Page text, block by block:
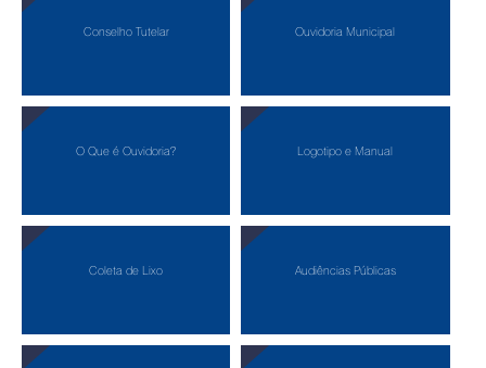
Conselho Tutelar Ouvidoria Municipal
O Que é Ouvidoria? Logotipo e Manual
Coleta de Lixo Audiências Públicas